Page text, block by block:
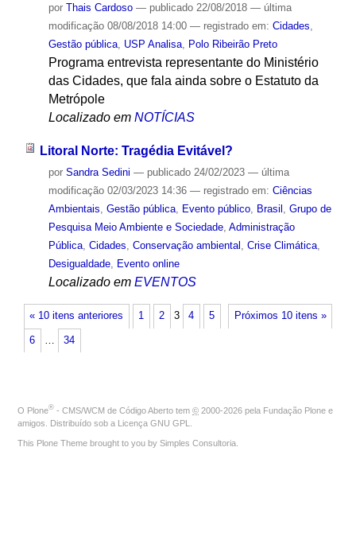
por Thais Cardoso — publicado22/08/2018 — última
modificação08/08/2018 14:00 — registrado em: Cidades
Gestão pública, USP Analisa, Polo Ribeirão Preto
Programa entrevista representante do Ministério
das Cidades, que fala ainda sobre o Estatuto da
Metrópole
Localizado em NOTÍCIAS
Litoral Norte: Tragédia Evitável?
por Sandra Sedini — publicado24/02/2023 — última
modificação02/03/2023 14:36 — registrado em: Ciências
Ambientais, Gestão pública, Evento público, Brasil , Grupo de
Pesquisa Meio Ambiente e Sociedade, Administração
Pública, Cidades, Conservação ambiental , Crise Climática,
Desigualdade, Evento online
Localizado em EVENTOS
« 10 itens anteriores Próximos 10 itens »
1 2 3 4 5
6 … 34
O Plone® - CMS/WCM de Código Aberto tem © 2000-2026 pela Fundação Plone e
amigos. Distribuído sob a Licença GNU GPL
This Plone Theme brought to you by Simples Consultoria